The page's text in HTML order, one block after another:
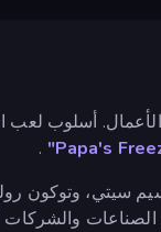
الأعمال. أسلوب
.
سيتي، وتوكون
والشركات